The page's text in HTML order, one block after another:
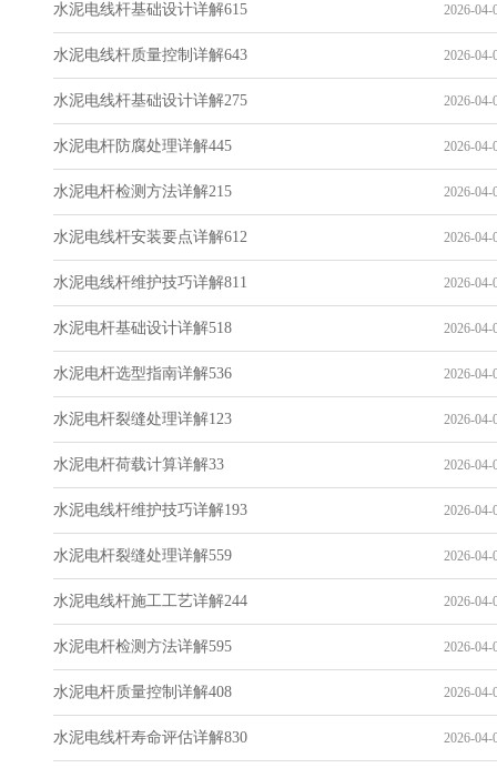
水泥电线杆基础设计详解615 2026-04-
水泥电线杆质量控制详解643 2026-04-
水泥电线杆基础设计详解275 2026-04-
水泥电杆防腐处理详解445 2026-04-
水泥电杆检测方法详解215 2026-04-
水泥电线杆安装要点详解612 2026-04-
水泥电线杆维护技巧详解811 2026-04-
水泥电杆基础设计详解518 2026-04-
水泥电杆选型指南详解536 2026-04-
水泥电杆裂缝处理详解123 2026-04-
水泥电杆荷载计算详解33 2026-04-
水泥电线杆维护技巧详解193 2026-04-
水泥电杆裂缝处理详解559 2026-04-
水泥电线杆施工工艺详解244 2026-04-
水泥电杆检测方法详解595 2026-04-
水泥电杆质量控制详解408 2026-04-
水泥电线杆寿命评估详解830 2026-04-